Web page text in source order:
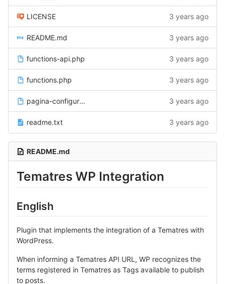
LICENSE 3 years ago
README.md 3 years ago
functions-api.php 3 years ago
functions.php 3 years ago
pagina-configuracao-display.php 3 years ago
readme.txt 3 years ago
README.md
Tematres WP Integration
English
Plugin that implements the integration of a Tematres with
WordPress.
When informing a Tematres API URL, WP recognizes the
terms registered in Tematres as Tags available to publish
to posts.